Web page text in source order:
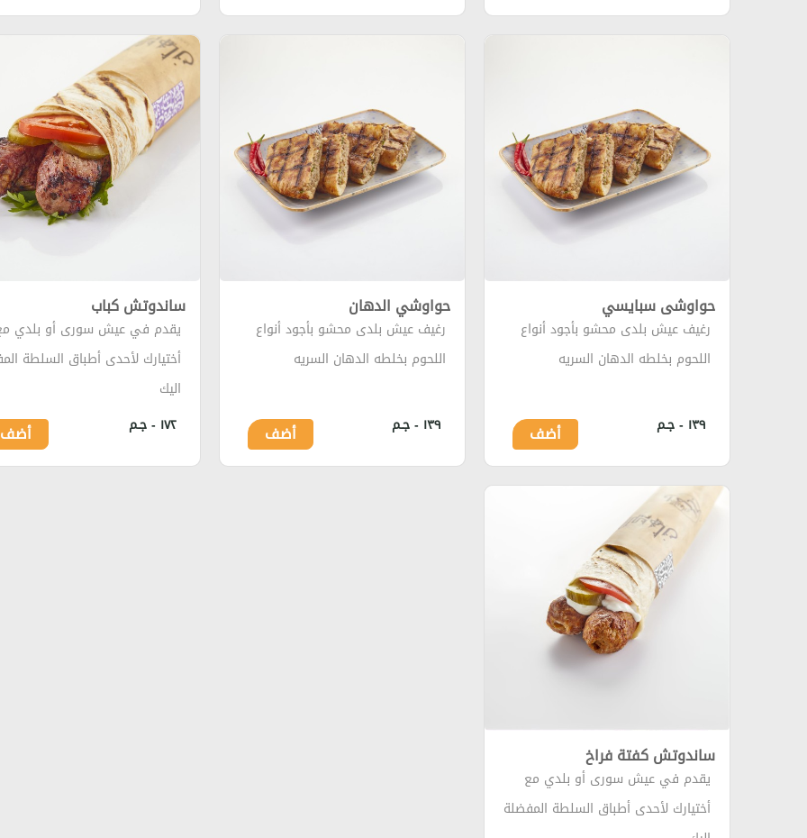
حواوشى سبايسي
رغيف عيش بلدى محشو بأجود أنواع
اللحوم بخلطه الدهان السريه
١٣٩ - جـم أضف
حواوشي الدهان
رغيف عيش بلدى محشو بأجود أنواع
اللحوم بخلطه الدهان السريه
١٣٩ - جـم أضف
ساندوتش كباب
يقدم في عيش سورى أو بلدي
أختيارك لأحدى أطباق السلطة
اليك
١٧٢ - جـم
أضف
ساندوتش كفتة فراخ
يقدم في عيش سورى أو بلدي مع
أختيارك لأحدى أطباق السلطة المفضلة